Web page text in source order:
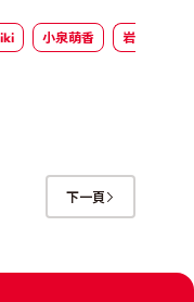
小泉萌香
岩
下一頁